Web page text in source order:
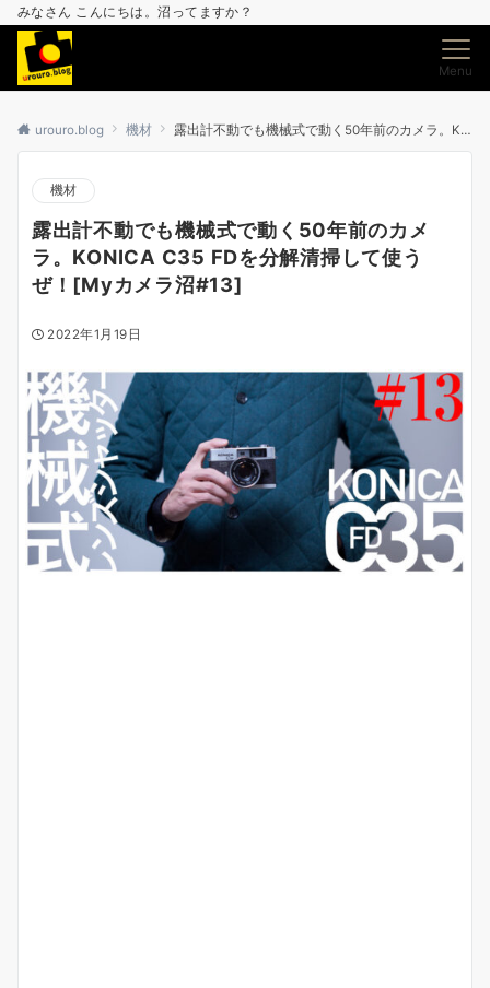
みなさん こんにちは。沼ってますか？
Menu
urouro.blog 機材 露出計不動でも機械式で動く50年前のカメラ。KONICA C35 FDを分解清掃して使うぜ！[Myカメラ沼#13]
機材
露出計不動でも機械式で動く50年前のカメ
ラ。KONICA C35 FDを分解清掃して使う
ぜ！[Myカメラ沼#13]
2022年1月19日